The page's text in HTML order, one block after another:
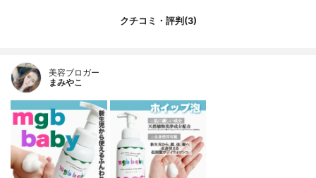
クチコミ・評判(3)
美容ブロガー
まみやこ